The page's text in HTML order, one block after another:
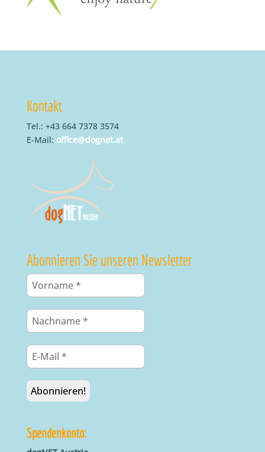
Kontakt
Tel.: +43 664 7378 3574
E-Mail: office@dognet.at
Abonnieren Sie unseren Newsletter
Spendenkonto: